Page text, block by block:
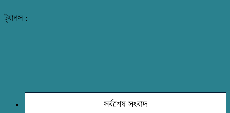
ট্যাগস :
সর্বশেষ সংবাদ